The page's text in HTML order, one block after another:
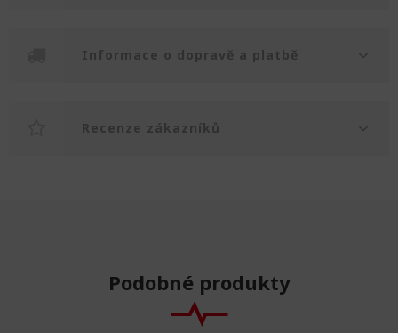
Informace o dopravě a platbě
Recenze zákazníků
Podobné produkty